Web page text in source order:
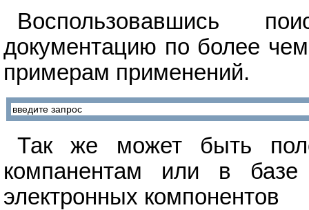
Воспользовавшись
документацию по более
примерам применений.
Так же может быть
компанентам или в базе
электронных компонентов